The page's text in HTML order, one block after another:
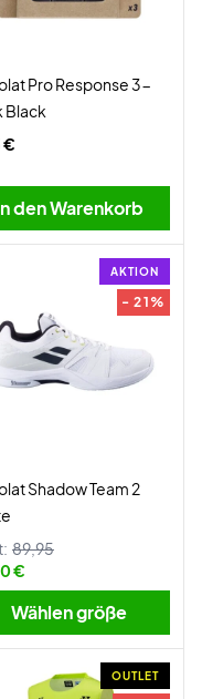
Pro Response 3-
Black
€
den Warenkorb
AKTION
- 21%
Shadow Team 2
89,95
€
Wählen größe
OUTLET